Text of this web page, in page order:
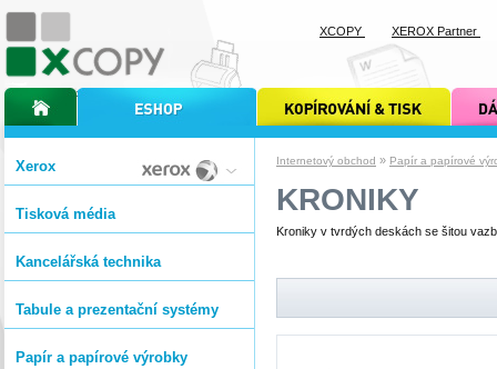
Internetový obchod » Papír a papírové
KRONIKY
Kroniky v tvrdých deskách se šitou
Xerox
Tisková média
Kancelářská technika
Tabule a prezentační systémy
Papír a papírové výrobky
úvodní stránka xcopyinternetový obchod xcopy kopírování a tisk xcopy dárkové
XCOPY XEROX Partner